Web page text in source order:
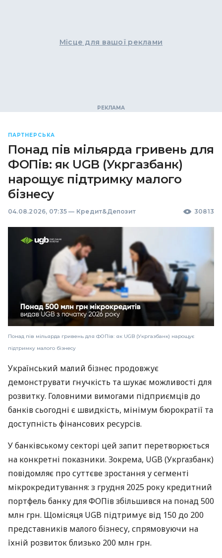
Місце для вашої реклами
ПАРТНЕРСЬКА
Понад пів мільярда гривень для
ФОПів: як UGB (Укргазбанк)
нарощує підтримку малого
бізнесу
04.08.2026, 07:35 — Кредит&Депозит 30813
Понад пів мільярда гривень для ФОПів: як UGB (Укргазбанк) нарощує
підтримку малого бізнесу
Український малий бізнес продовжує
демонструвати гнучкість та шукає можливості для
розвитку. Головними вимогами підприємців до
банків сьогодні є швидкість, мінімум бюрократії та
доступність фінансових ресурсів.
У банківському секторі цей запит перетворюється
на конкретні показники. Зокрема, UGB (Укргазбанк)
повідомляє про суттєве зростання у сегменті
мікрокредитування: з грудня 2025 року кредитний
портфель банку для ФОПів збільшився на понад 500
млн грн. Щомісяця UGB підтримує від 150 до 200
представників малого бізнесу, спрямовуючи на
їхній розвиток близько 200 млн грн.